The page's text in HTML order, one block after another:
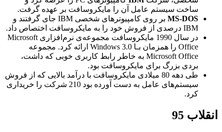
ساخت سیستم عامل آن را مایکروسافت بر عهده گرفت.
MS-DOS
بر روی کامپیوترهای شخصی IBM جای گرفتند و
IBM درصدی از فروش خود را به مایکروسافت اختصاص داد.
در سال 1990 مایکروسافت مجموعه‌ی نرم‌افزاری Microsoft
Office را همزمان بـا Windows 3.0 ارائه کرد. مجموعه
Microsoft Office به خاطر رابط کاربری خوبی که داشت،
بردی بزرگ برای مایکروسافت بود.
طی دهه 80 میلادی مایکروسافت با درآمد بالایی که از فروش
سیستم‌های عامل به دست آورده بود 210 شرکت را خریداری
کرد.
انقلاب 95